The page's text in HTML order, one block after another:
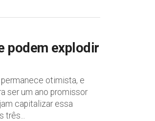
podem explodir
otimista, e
ser um ano promissor
capitalizar essa
três...